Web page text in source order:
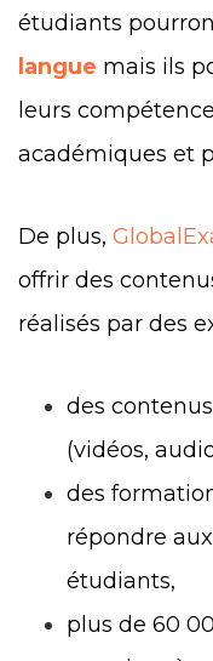
étudiants
langue mais ils
leurs
académiques et
De plus,
offrir des
réalisés par des
des
(vidéos,
des
répondre
étudiants,
plus de 60